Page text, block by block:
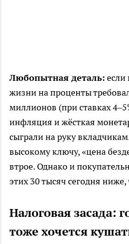
Любопытная деталь: если
жизни на проценты
миллионов (при ставках
инфляция и жёсткая
сыграли на руку
высокому ключу, «цена
втрое. Однако и
этих 30 тысяч сегодня
Налоговая засада:
тоже хочется